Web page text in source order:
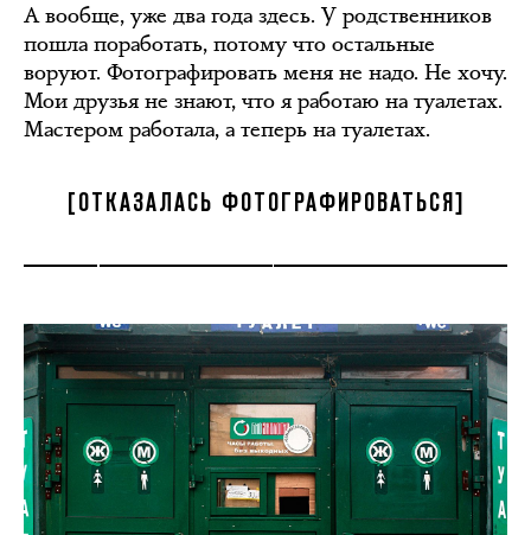
А вообще, уже два года здесь. У родственников
пошла поработать, потому что остальные
воруют. Фотографировать меня не надо. Не хочу.
Мои друзья не знают, что я работаю на туалетах.
Мастером работала, а теперь на туалетах.
[ОТКАЗАЛАСЬ ФОТОГРАФИРОВАТЬСЯ]